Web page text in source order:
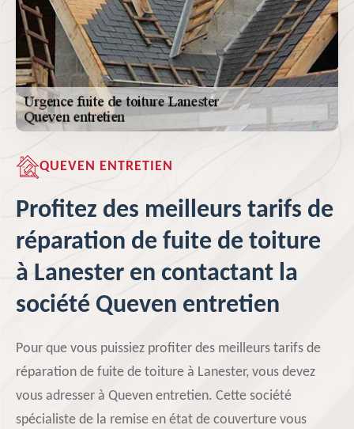
QUEVEN ENTRETIEN
Profitez des meilleurs tarifs de
réparation de fuite de toiture
à Lanester en contactant la
société Queven entretien
Pour que vous puissiez profiter des meilleurs tarifs de
réparation de fuite de toiture à Lanester, vous devez
vous adresser à Queven entretien. Cette société
spécialiste de la remise en état de couverture vous